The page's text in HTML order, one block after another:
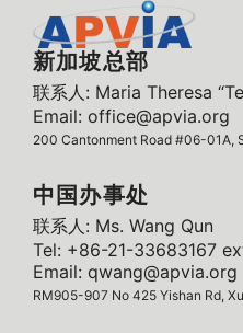
新加坡总部
联系人: Maria Theresa
Email: office@apvia.org
200 Cantonment Road #06-01A,
中国办事处
联系人: Ms. Wang Qun
Tel: +86-21-33683167
Email: qwang@apvia.org
RM905-907 No 425 Yishan Rd,